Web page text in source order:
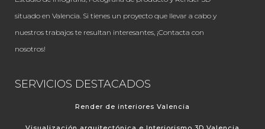
situado en Valencia. Si tienes un proyecto que llevar a cabo y
nuestros trabajos te resultan interesantes, ¡Contacta con
nosotros!
SERVICIOS DESTACADOS
Render de interiores Valencia